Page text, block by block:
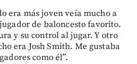
era más joven veía mucho a
de baloncesto favorito.
y su control al jugar. Y otro
era Josh Smith. Me gustaba
como él”.